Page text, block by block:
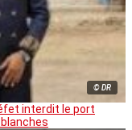
© DR
interdit le port